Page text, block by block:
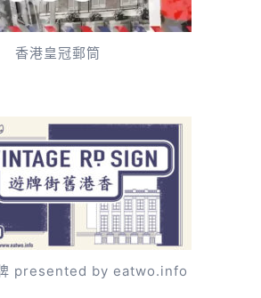
香港皇冠郵筒
presented by eatwo.info